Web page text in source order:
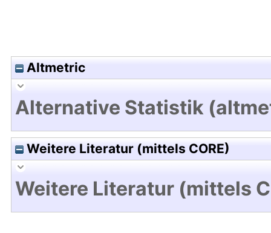
Altmetric
Alternative Statistik
Weitere Literatur (mittels CORE)
Weitere Literatur (mittels